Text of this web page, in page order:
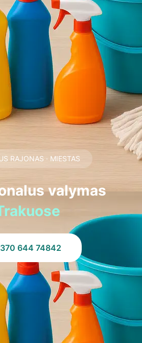
RAJONAS · MIESTAS
valymas
644 74842